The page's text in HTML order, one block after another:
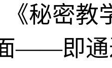
秘密教
——即通